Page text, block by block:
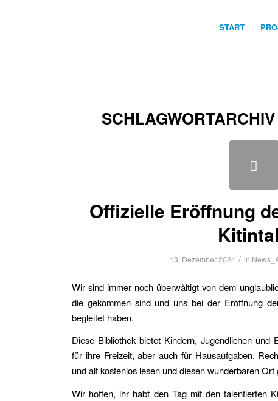
START
Offizielle Eröffnung
13. Dezember 2024 / in
Wir sind immer noch überwältigt von dem
die gekommen sind und uns bei der Eröffnung
begleitet haben.
Diese Bibliothek bietet Kindern, Jugendlichen und
für ihre Freizeit, aber auch für Hausaufgaben,
und alt kostenlos lesen und diesen wunderbaren Ort
Wir hoffen, ihr habt den Tag mit den talentierten